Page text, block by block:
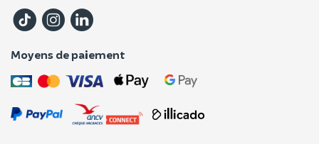
Moyens de paiement